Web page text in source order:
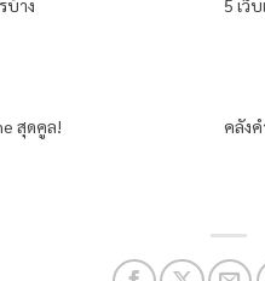
บ้าง 5 เว็
สุดคูล! คลัง